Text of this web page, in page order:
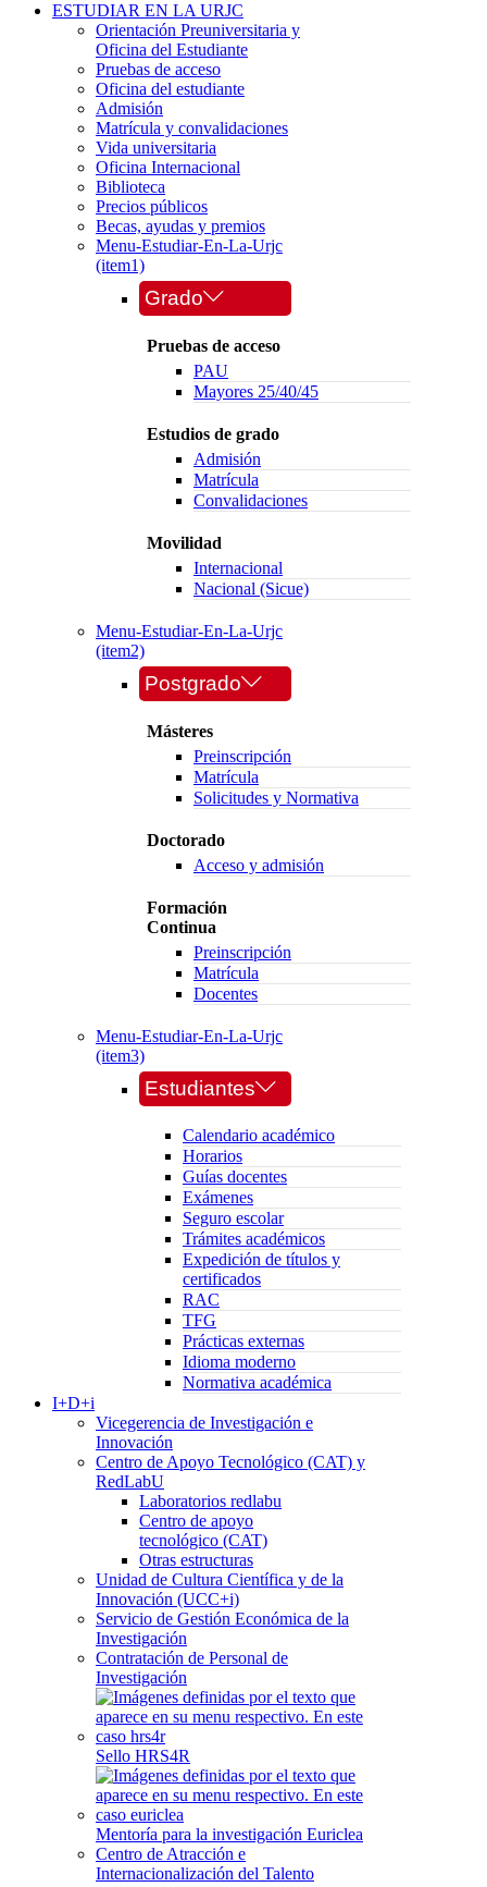
ESTUDIAR EN LA URJC
Orientación Preuniversitaria y
Oficina del Estudiante
Pruebas de acceso
Oficina del estudiante
Admisión
Matrícula y convalidaciones
Vida universitaria
Oficina Internacional
Biblioteca
Precios públicos
Becas, ayudas y premios
Menu-Estudiar-En-La-Urjc
(item1)
Grado
Pruebas de acceso
PAU
Mayores 25/40/45
Estudios de grado
Admisión
Matrícula
Convalidaciones
Movilidad
Internacional
Nacional (Sicue)
Menu-Estudiar-En-La-Urjc
(item2)
Postgrado
Másteres
Preinscripción
Matrícula
Solicitudes y Normativa
Doctorado
Acceso y admisión
Formación
Continua
Preinscripción
Matrícula
Docentes
Menu-Estudiar-En-La-Urjc
(item3)
Estudiantes
Calendario académico
Horarios
Guías docentes
Exámenes
Seguro escolar
Trámites académicos
Expedición de títulos y
certificados
RAC
TFG
Prácticas externas
Idioma moderno
Normativa académica
I+D+i
Vicegerencia de Investigación e
Innovación
Centro de Apoyo Tecnológico (CAT) y
RedLabU
Laboratorios redlabu
Centro de apoyo
tecnológico (CAT)
Otras estructuras
Unidad de Cultura Científica y de la
Innovación (UCC+i)
Servicio de Gestión Económica de la
Investigación
Contratación de Personal de
Investigación
Sello HRS4R
Mentoría para la investigación Euriclea
Centro de Atracción e
Internacionalización del Talento